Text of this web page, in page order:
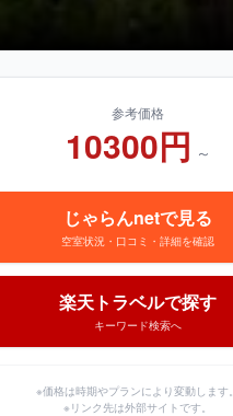
参考価格
10300円 ～
じゃらんnetで見る
空室状況・口コミ・詳細を確認
楽天トラベルで探す
キーワード検索へ
※価格は時期やプランにより変動します。
※リンク先は外部サイトです。